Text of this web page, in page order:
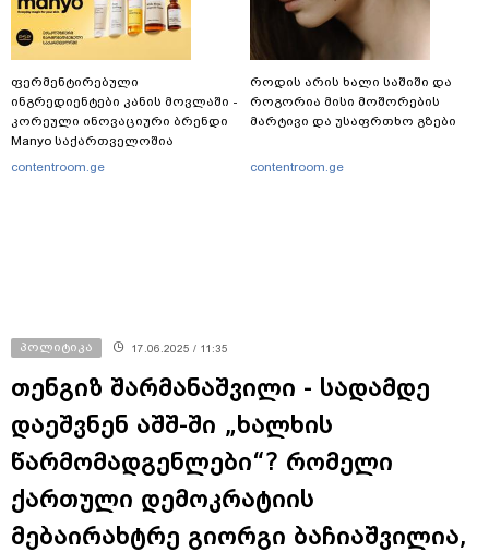
ფერმენტირებული
ინგრედიენტები კანის მოვლაში -
კორეული ინოვაციური ბრენდი
Manyo საქართველოშია
contentroom.ge
როდის არის ხალი საშიში და
როგორია მისი მოშორების
მარტივი და უსაფრთხო გზები
contentroom.ge
პოლიტიკა 17.06.2025 / 11:35
თენგიზ შარმანაშვილი - სადამდე
დაეშვნენ აშშ-ში „ხალხის
წარმომადგენლები“? რომელი
ქართული დემოკრატიის
მებაირახტრე გიორგი ბაჩიაშვილია,